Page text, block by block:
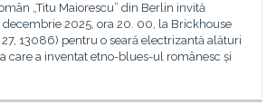
„Titu Maiorescu” din Berlin invită
2025, ora 20. 00, la Brickhouse
13086) pentru o seară electrizantă alături
care a inventat etno-blues-ul românesc și